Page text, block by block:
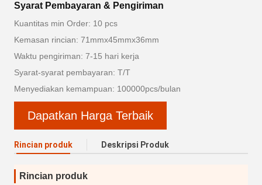
Syarat Pembayaran & Pengiriman
Kuantitas min Order: 10 pcs
Kemasan rincian: 71mmx45mmx36mm
Waktu pengiriman: 7-15 hari kerja
Syarat-syarat pembayaran: T/T
Menyediakan kemampuan: 100000pcs/bulan
Dapatkan Harga Terbaik
Rincian produk Deskripsi Produk
Rincian produk